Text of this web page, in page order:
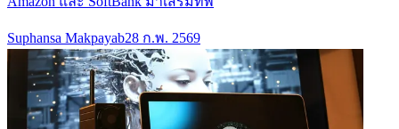
Suphansa Makpayab28 ก.พ. 2569